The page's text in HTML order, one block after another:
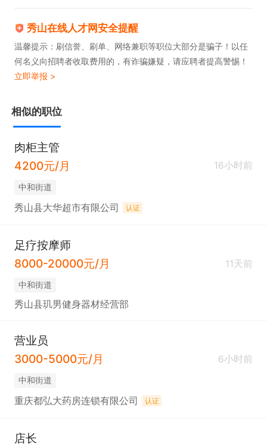
秀山在线人才网安全提醒
温馨提示：刷信誉、刷单、网络兼职等职位大部分是骗子！以任
何名义向招聘者收取费用的，有诈骗嫌疑，请应聘者提高警惕！
立即举报 >
相似的职位
肉柜主管
4200元/月
16小时前
中和街道
秀山县大华超市有限公司 认证
足疗按摩师
8000-20000元/月
11天前
中和街道
秀山县玑男健身器材经营部
营业员
3000-5000元/月
6小时前
中和街道
重庆都弘大药房连锁有限公司 认证
店长